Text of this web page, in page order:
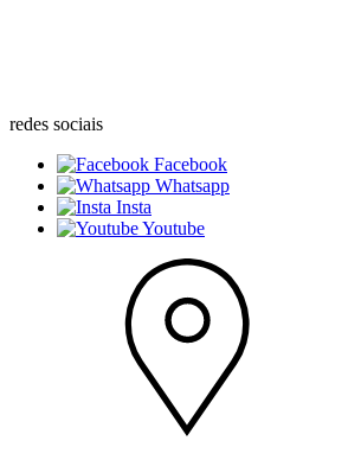
redes sociais
Facebook
Whatsapp
Insta
Youtube